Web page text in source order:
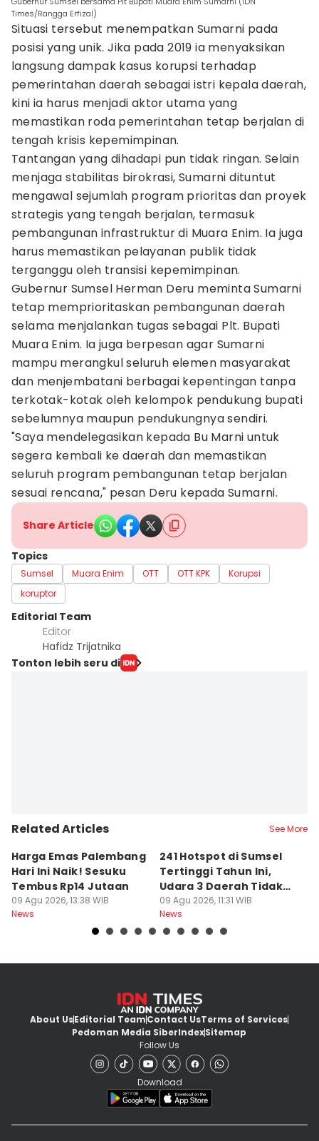
Times/Rangga Erfizal)
Situasi tersebut menempatkan Sumarni pada
posisi yang unik. Jika pada 2019 ia menyaksikan
langsung dampak kasus korupsi terhadap
pemerintahan daerah sebagai istri kepala daerah,
kini ia harus menjadi aktor utama yang
memastikan roda pemerintahan tetap berjalan di
tengah krisis kepemimpinan.
Tantangan yang dihadapi pun tidak ringan. Selain
menjaga stabilitas birokrasi, Sumarni dituntut
mengawal sejumlah program prioritas dan proyek
strategis yang tengah berjalan, termasuk
pembangunan infrastruktur di Muara Enim. Ia juga
harus memastikan pelayanan publik tidak
terganggu oleh transisi kepemimpinan.
Gubernur Sumsel Herman Deru meminta Sumarni
tetap memprioritaskan pembangunan daerah
selama menjalankan tugas sebagai Plt. Bupati
Muara Enim. Ia juga berpesan agar Sumarni
mampu merangkul seluruh elemen masyarakat
dan menjembatani berbagai kepentingan tanpa
terkotak-kotak oleh kelompok pendukung bupati
sebelumnya maupun pendukungnya sendiri.
"Saya mendelegasikan kepada Bu Marni untuk
segera kembali ke daerah dan memastikan
seluruh program pembangunan tetap berjalan
sesuai rencana," pesan Deru kepada Sumarni.
Share Article
Topics
Sumsel Muara Enim OTT OTT KPK
Korupsi
koruptor
Editorial Team
Editor
Hafidz Trijatnika
Tonton lebih seru di
Related Articles See More
Harga Emas Palembang
Hari Ini Naik! Sesuku
Tembus Rp14 Jutaan
09 Agu 2026, 13:38 WIB
News
241 Hotspot di Sumsel
Tertinggi Tahun Ini,
Udara 3 Daerah Tidak
Sehat
09 Agu 2026, 11:31 WIB
News
About UsEditorial TeamContact UsTerms of Services
Pedoman Media SiberIndexSitemap
Follow Us
Download